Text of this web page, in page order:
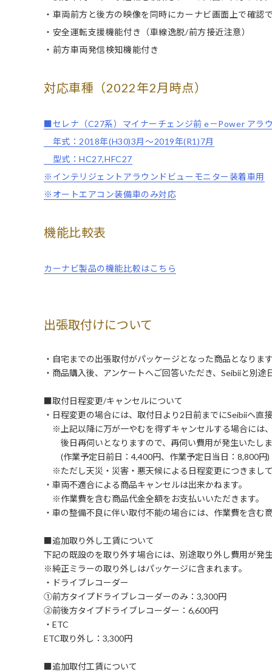
・車両前方と後方の映像を同時にカーナビ画面上で確認で
・安全運転支援機能付き（車線逸脱/前方接近注意）
・前方車両発信検知機能付き
対応車種（2022年2月時点）
■セレナ（C27系）マイナーチェンジ前 e－Power アラ
年式：2018年(H30)3月～2019年(R1)7月
型式：HC27,HFC27
※インテリジェントアラウンドビューモニター装着車用
※オートエアコン装備車のみ対応
機能比較表
カーナビ製品の機能比較はこちら
出張取付けについて
・自宅までの出張取付がパッケージとなった商品となります
・商品購入後、アンケートへご回答いただき、Seibiiと別途
■取付日程変更/キャンセルについて
・日程変更の場合には、取付日より2日前までにSeibiiへ直
※上記以降に万が一やむを得ずキャンセルする場合には、
後日再伺いとなりますので、再伺い費用が発生いたしま
(作業予定日前日：4,400円、作業予定日当日：8,800円)
※ただし天災・災害・悪天候による日程変更につきまして
・車両不適合による商品キャンセルは出来かねます。
※作業費を含む商品代金全額をお支払いいただきます。
・車の整備不良に伴い取付不能の場合には、作業費を含む
■追加取り外し工賃について
下記の既設のを取り外す場合には、別途取り外し費用が発生
※純正ミラーの取り外しはパッケージに含まれます。
・ドライブレコーダー
①前方タイプドライブレコーダーのみ：3,300円
②前後方タイプドライブレコーダー：6,600円
・ETC
ETC取り外し：3,300円
■追加取付工賃について